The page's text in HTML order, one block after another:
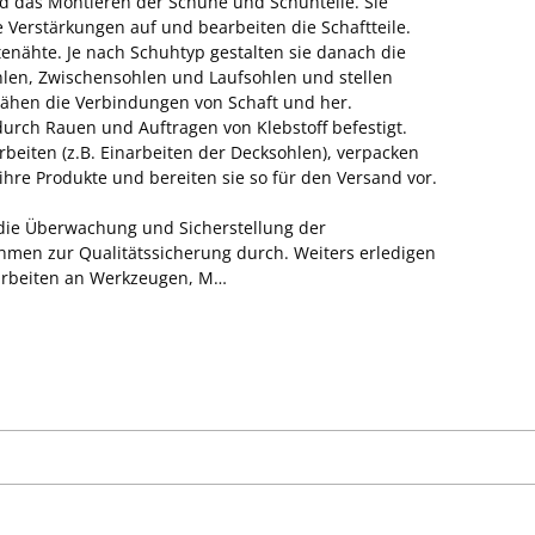
auf und bearbeiten die Schaftteile.
Je nach Schuhtyp gestalten sie danach die
Zwischensohlen und Laufsohlen und stellen
die Verbindungen von Schaft und her.
Rauen und Auftragen von Klebstoff befestigt.
(z.B. Einarbeiten der Decksohlen), verpacken
Produkte und bereiten sie so für den Versand vor.
Überwachung und Sicherstellung der
zur Qualitätssicherung durch. Weiters erledigen
an Werkzeugen, M…